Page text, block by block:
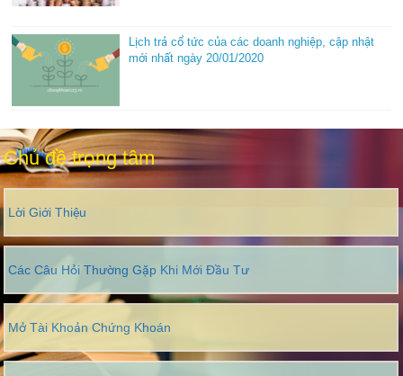
Lịch trả cổ tức của các doanh nghiệp, cập nhật
mới nhất ngày 20/01/2020
Chủ đề trọng tâm
Lời Giới Thiệu
Các Câu Hỏi Thường Gặp Khi Mới Đầu Tư
Mở Tài Khoản Chứng Khoán